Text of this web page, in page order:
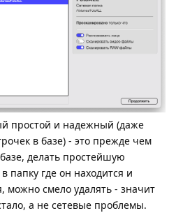
простой и надежный (даже
в базе) - это прежде чем
делать простейшую
папку где он находится и
можно смело удалять - значит
а не сетевые проблемы.